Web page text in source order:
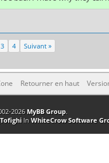
3 4 Suivant »
Retourner en haut
2026MyBB Group.
In WhiteCrow Software